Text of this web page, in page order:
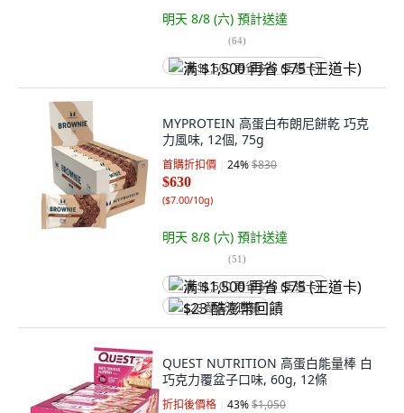
明天 8/8 (六) 預計送達
(64)
满 $1,500 再省 $75 (王道卡)
MYPROTEIN 高蛋白布朗尼餅乾 巧克
力風味, 12個, 75g
首購折扣價 24%$830
$630
($7.00/10g)
明天 8/8 (六) 預計送達
(51)
满 $1,500 再省 $75 (王道卡)
$23 酷澎幣回饋
QUEST NUTRITION 高蛋白能量棒 白
巧克力覆盆子口味, 60g, 12條
折扣後價格 43%$1,050